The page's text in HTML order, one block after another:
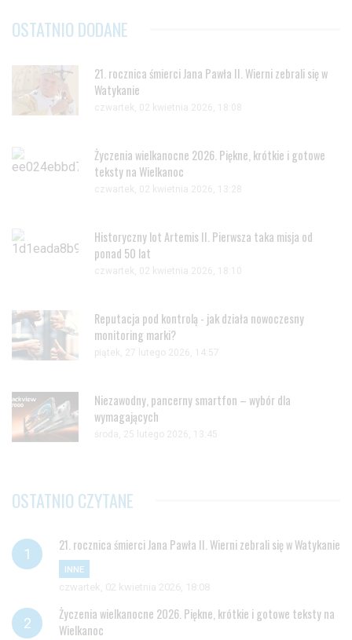
OSTATNIO DODANE
21. rocznica śmierci Jana Pawła II. Wierni zebrali się w
Watykanie
czwartek, 02 kwietnia 2026, 18:08
Życzenia wielkanocne 2026. Piękne, krótkie i gotowe
teksty na Wielkanoc
czwartek, 02 kwietnia 2026, 13:28
Historyczny lot Artemis II. Pierwsza taka misja od
ponad 50 lat
czwartek, 02 kwietnia 2026, 18:10
Reputacja pod kontrolą - jak działa nowoczesny
monitoring marki?
piątek, 27 lutego 2026, 14:57
Niezawodny, pancerny smartfon – wybór dla
wymagających
środa, 25 lutego 2026, 13:45
OSTATNIO CZYTANE
21. rocznica śmierci Jana Pawła II. Wierni zebrali się w Watykanie
INNE
czwartek, 02 kwietnia 2026, 18:08
Życzenia wielkanocne 2026. Piękne, krótkie i gotowe teksty na
Wielkanoc